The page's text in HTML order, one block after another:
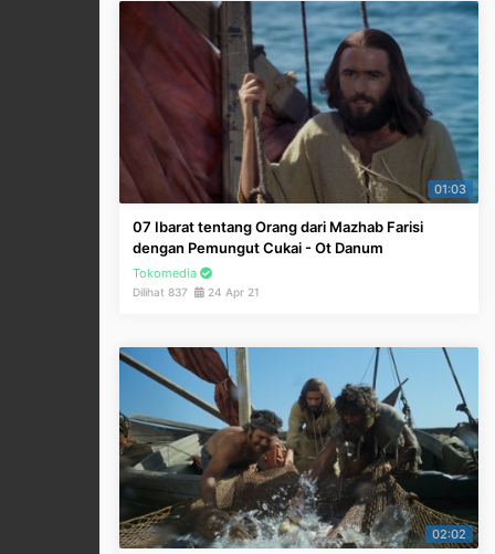
01:03
07 Ibarat tentang Orang dari Mazhab Farisi
dengan Pemungut Cukai - Ot Danum
Tokomedia
Dilihat 837 24 Apr 21
02:02